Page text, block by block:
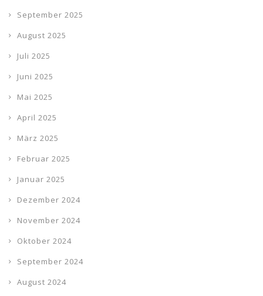
September 2025
August 2025
Juli 2025
Juni 2025
Mai 2025
April 2025
März 2025
Februar 2025
Januar 2025
Dezember 2024
November 2024
Oktober 2024
September 2024
August 2024